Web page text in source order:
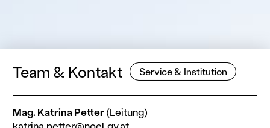
Team & Kontakt Service & Institution
Mag. Katrina Petter(Leitung)